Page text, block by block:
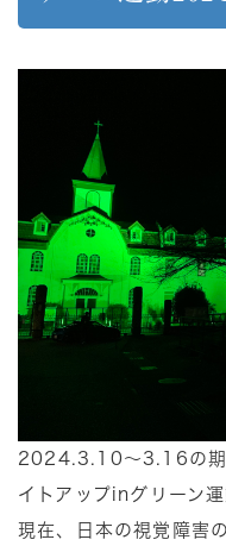
2024.3.10～3.16の期
イトアップinグリーン
現在、日本の視覚障害